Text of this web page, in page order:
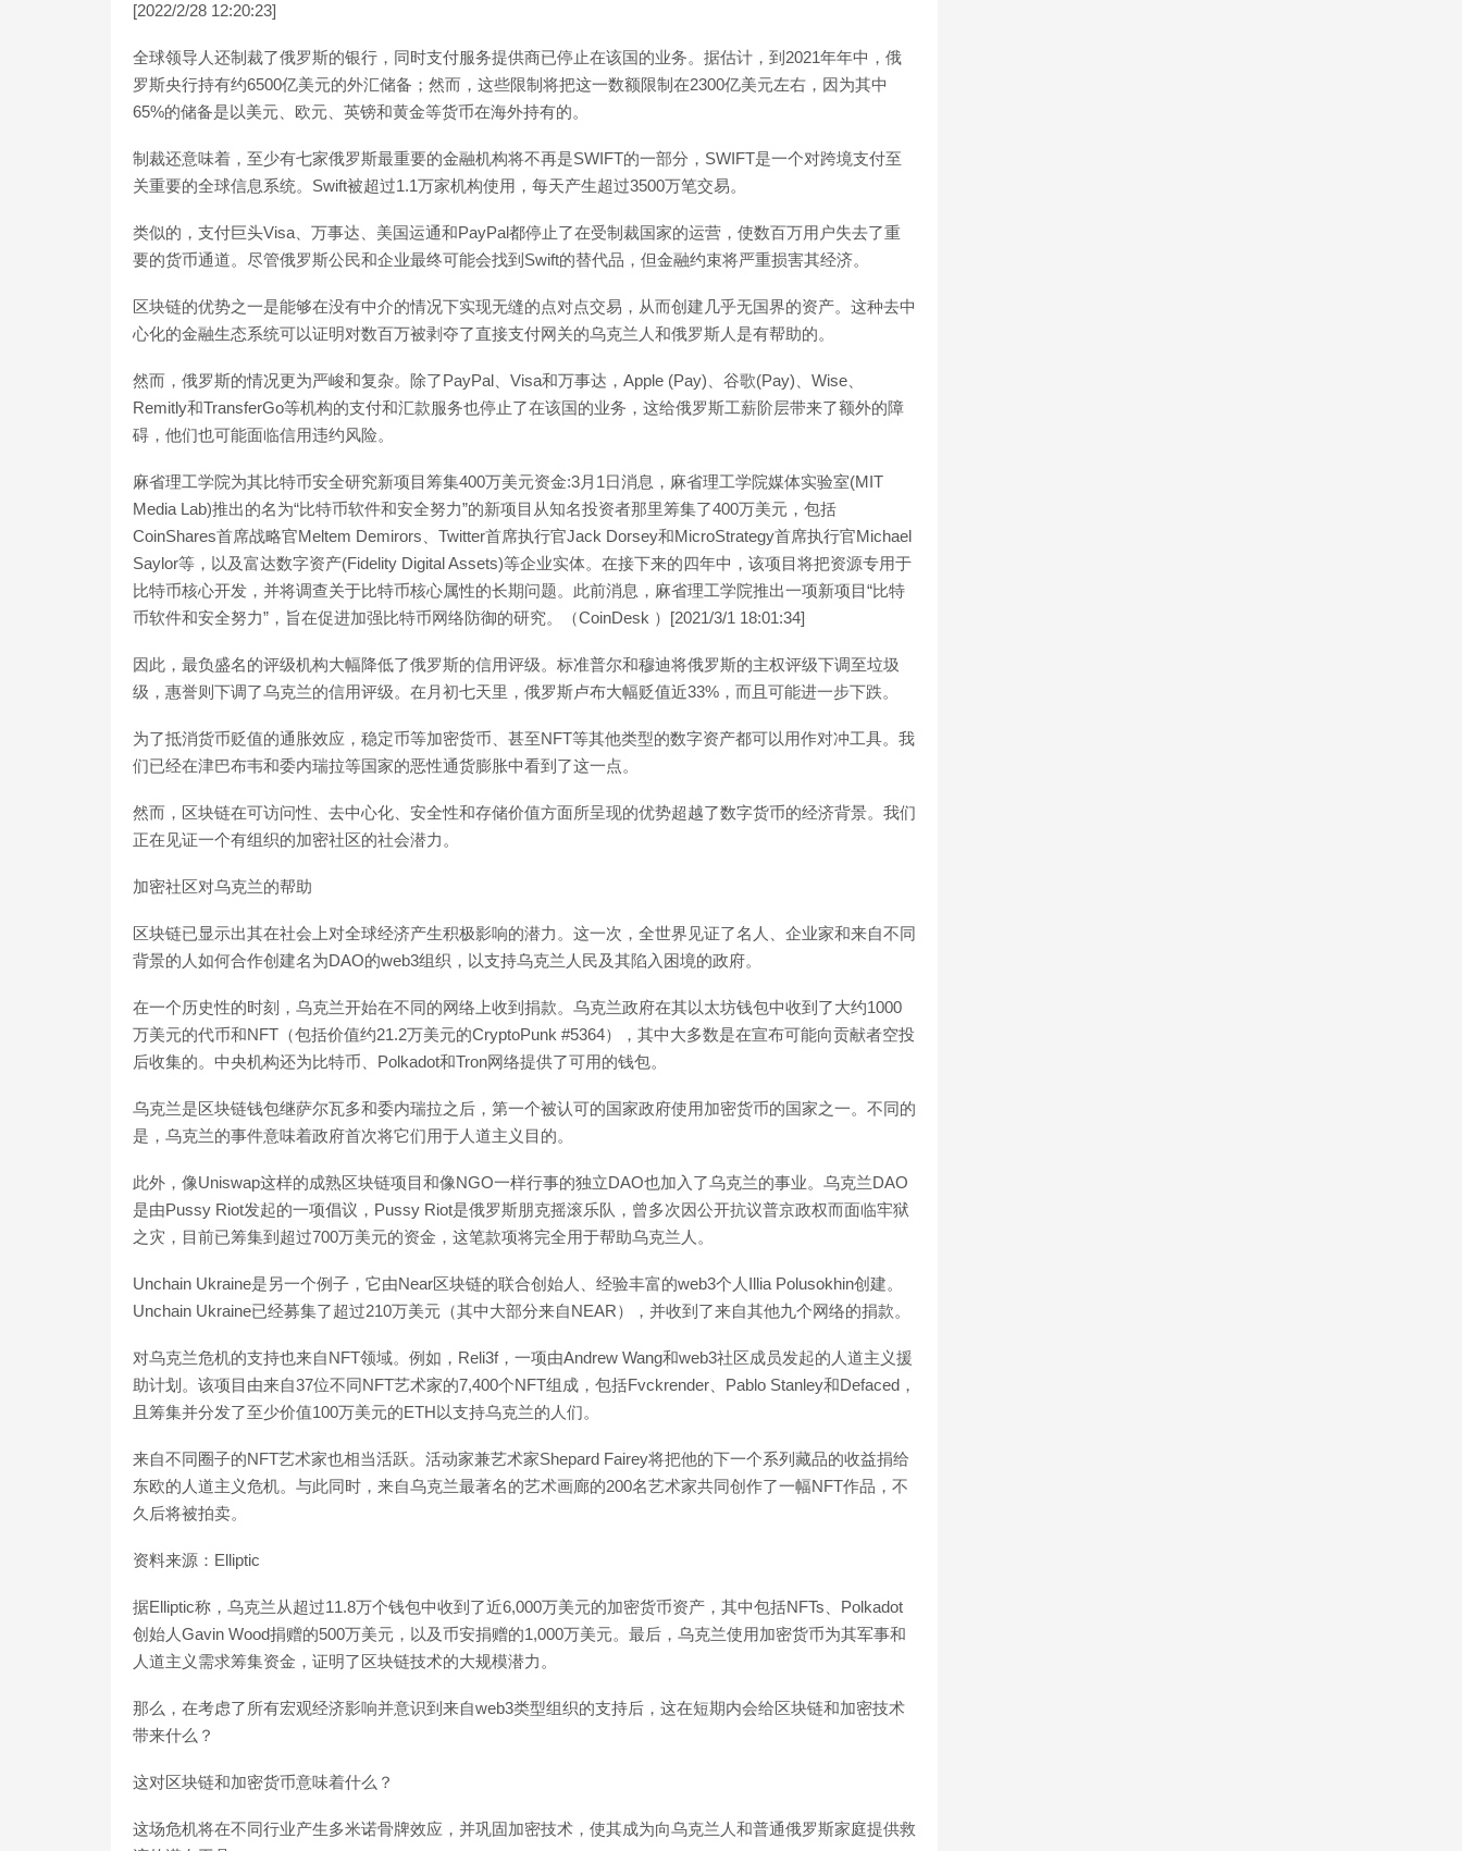
[2022/2/28 12:20:23]
全球领导人还制裁了俄罗斯的银行，同时支付服务提供商已停止在该国的业务。据估计，到2021年年中，俄
罗斯央行持有约6500亿美元的外汇储备；然而，这些限制将把这一数额限制在2300亿美元左右，因为其中
65%的储备是以美元、欧元、英镑和黄金等货币在海外持有的。
制裁还意味着，至少有七家俄罗斯最重要的金融机构将不再是SWIFT的一部分，SWIFT是一个对跨境支付至
关重要的全球信息系统。Swift被超过1.1万家机构使用，每天产生超过3500万笔交易。
类似的，支付巨头Visa、万事达、美国运通和PayPal都停止了在受制裁国家的运营，使数百万用户失去了重
要的货币通道。尽管俄罗斯公民和企业最终可能会找到Swift的替代品，但金融约束将严重损害其经济。
区块链的优势之一是能够在没有中介的情况下实现无缝的点对点交易，从而创建几乎无国界的资产。这种去中
心化的金融生态系统可以证明对数百万被剥夺了直接支付网关的乌克兰人和俄罗斯人是有帮助的。
然而，俄罗斯的情况更为严峻和复杂。除了PayPal、Visa和万事达，Apple (Pay)、谷歌(Pay)、Wise、
Remitly和TransferGo等机构的支付和汇款服务也停止了在该国的业务，这给俄罗斯工薪阶层带来了额外的障
碍，他们也可能面临信用违约风险。
麻省理工学院为其比特币安全研究新项目筹集400万美元资金:3月1日消息，麻省理工学院媒体实验室(MIT
Media Lab)推出的名为“比特币软件和安全努力”的新项目从知名投资者那里筹集了400万美元，包括
CoinShares首席战略官Meltem Demirors、Twitter首席执行官Jack Dorsey和MicroStrategy首席执行官Michael
Saylor等，以及富达数字资产(Fidelity Digital Assets)等企业实体。在接下来的四年中，该项目将把资源专用于
比特币核心开发，并将调查关于比特币核心属性的长期问题。此前消息，麻省理工学院推出一项新项目“比特
币软件和安全努力”，旨在促进加强比特币网络防御的研究。（CoinDesk ）[2021/3/1 18:01:34]
因此，最负盛名的评级机构大幅降低了俄罗斯的信用评级。标准普尔和穆迪将俄罗斯的主权评级下调至垃圾
级，惠誉则下调了乌克兰的信用评级。在月初七天里，俄罗斯卢布大幅贬值近33%，而且可能进一步下跌。
为了抵消货币贬值的通胀效应，稳定币等加密货币、甚至NFT等其他类型的数字资产都可以用作对冲工具。我
们已经在津巴布韦和委内瑞拉等国家的恶性通货膨胀中看到了这一点。
然而，区块链在可访问性、去中心化、安全性和存储价值方面所呈现的优势超越了数字货币的经济背景。我们
正在见证一个有组织的加密社区的社会潜力。
加密社区对乌克兰的帮助
区块链已显示出其在社会上对全球经济产生积极影响的潜力。这一次，全世界见证了名人、企业家和来自不同
背景的人如何合作创建名为DAO的web3组织，以支持乌克兰人民及其陷入困境的政府。
在一个历史性的时刻，乌克兰开始在不同的网络上收到捐款。乌克兰政府在其以太坊钱包中收到了大约1000
万美元的代币和NFT（包括价值约21.2万美元的CryptoPunk #5364），其中大多数是在宣布可能向贡献者空投
后收集的。中央机构还为比特币、Polkadot和Tron网络提供了可用的钱包。
乌克兰是区块链钱包继萨尔瓦多和委内瑞拉之后，第一个被认可的国家政府使用加密货币的国家之一。不同的
是，乌克兰的事件意味着政府首次将它们用于人道主义目的。
此外，像Uniswap这样的成熟区块链项目和像NGO一样行事的独立DAO也加入了乌克兰的事业。乌克兰DAO
是由Pussy Riot发起的一项倡议，Pussy Riot是俄罗斯朋克摇滚乐队，曾多次因公开抗议普京政权而面临牢狱
之灾，目前已筹集到超过700万美元的资金，这笔款项将完全用于帮助乌克兰人。
Unchain Ukraine是另一个例子，它由Near区块链的联合创始人、经验丰富的web3个人Illia Polusokhin创建。
Unchain Ukraine已经募集了超过210万美元（其中大部分来自NEAR），并收到了来自其他九个网络的捐款。
对乌克兰危机的支持也来自NFT领域。例如，Reli3f，一项由Andrew Wang和web3社区成员发起的人道主义援
助计划。该项目由来自37位不同NFT艺术家的7,400个NFT组成，包括Fvckrender、Pablo Stanley和Defaced，
且筹集并分发了至少价值100万美元的ETH以支持乌克兰的人们。
来自不同圈子的NFT艺术家也相当活跃。活动家兼艺术家Shepard Fairey将把他的下一个系列藏品的收益捐给
东欧的人道主义危机。与此同时，来自乌克兰最著名的艺术画廊的200名艺术家共同创作了一幅NFT作品，不
久后将被拍卖。
资料来源：Elliptic
据Elliptic称，乌克兰从超过11.8万个钱包中收到了近6,000万美元的加密货币资产，其中包括NFTs、Polkadot
创始人Gavin Wood捐赠的500万美元，以及币安捐赠的1,000万美元。最后，乌克兰使用加密货币为其军事和
人道主义需求筹集资金，证明了区块链技术的大规模潜力。
那么，在考虑了所有宏观经济影响并意识到来自web3类型组织的支持后，这在短期内会给区块链和加密技术
带来什么？
这对区块链和加密货币意味着什么？
这场危机将在不同行业产生多米诺骨牌效应，并巩固加密技术，使其成为向乌克兰人和普通俄罗斯家庭提供救